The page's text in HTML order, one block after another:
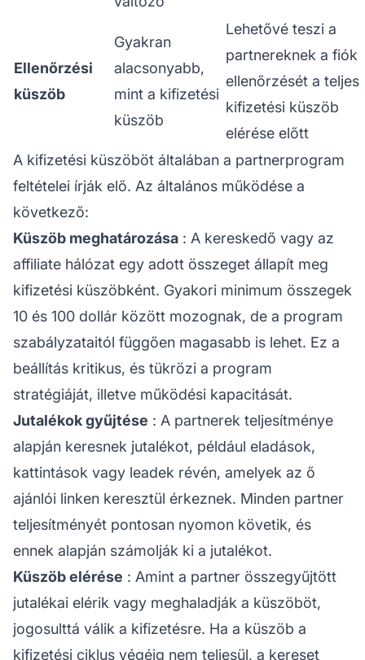
Ellenőrzési
küszöb
Gyakran
alacsonyabb,
mint a kifizetési
küszöb
Lehetővé teszi a
partnereknek a fiók
ellenőrzését a teljes
kifizetési küszöb
elérése előtt
A kifizetési küszöböt általában a partnerprogram
feltételei írják elő. Az általános működése a
következő:
Küszöb meghatározása : A kereskedő vagy az
affiliate hálózat egy adott összeget állapít meg
kifizetési küszöbként. Gyakori minimum összegek
10 és 100 dollár között mozognak, de a program
szabályzataitól függően magasabb is lehet. Ez a
beállítás kritikus, és tükrözi a program
stratégiáját, illetve működési kapacitását.
Jutalékok gyűjtése : A partnerek teljesítménye
alapján keresnek jutalékot, például eladások,
kattintások vagy leadek révén, amelyek az ő
ajánlói linken keresztül érkeznek. Minden partner
teljesítményét pontosan nyomon követik, és
ennek alapján számolják ki a jutalékot.
Küszöb elérése : Amint a partner összegyűjtött
jutalékai elérik vagy meghaladják a küszöböt,
jogosulttá válik a kifizetésre. Ha a küszöb a
kifizetési ciklus végéig nem teljesül, a kereset